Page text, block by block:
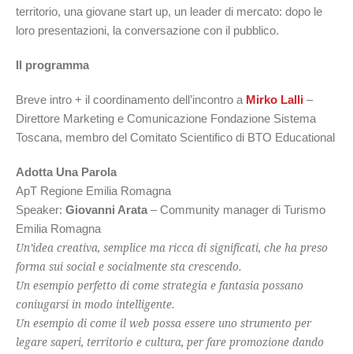
territorio, una giovane start up, un leader di mercato: dopo le
loro presentazioni, la conversazione con il pubblico.
Il programma
Breve intro + il coordinamento dell’incontro a Mirko Lalli –
Direttore Marketing e Comunicazione Fondazione Sistema
Toscana, membro del Comitato Scientifico di BTO Educational
Adotta Una Parola
ApT Regione Emilia Romagna
Speaker: Giovanni Arata – Community manager di Turismo
Emilia Romagna
Un’idea creativa, semplice ma ricca di significati, che ha preso
forma sui social e socialmente sta crescendo.
Un esempio perfetto di come strategia e fantasia possano
coniugarsi in modo intelligente.
Un esempio di come il web possa essere uno strumento per
legare saperi, territorio e cultura, per fare promozione dando